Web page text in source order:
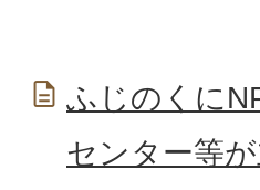
ふじのくに
センター等